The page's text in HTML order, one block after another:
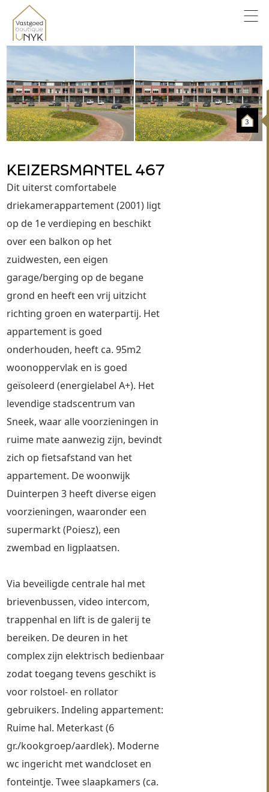
KEIZERSMANTEL 467
Dit uiterst comfortabele
driekamerappartement (2001) ligt
op de 1e verdieping en beschikt
over een balkon op het
zuidwesten, een eigen
garage/berging op de begane
grond en heeft een vrij uitzicht
richting groen en waterpartij. Het
appartement is goed
onderhouden, heeft ca. 95m2
woonoppervlak en is goed
geïsoleerd (energielabel A+). Het
levendige stadscentrum van
Sneek, waar alle voorzieningen in
ruime mate aanwezig zijn, bevindt
zich op fietsafstand van het
appartement. De woonwijk
Duinterpen 3 heeft diverse eigen
voorzieningen, waaronder een
supermarkt (Poiesz), een
zwembad en ligplaatsen.
Via beveiligde centrale hal met
brievenbussen, video intercom,
trappenhal en lift is de galerij te
bereiken. De deuren in het
complex zijn elektrisch bedienbaar
zodat toegang tevens geschikt is
voor rolstoel- en rollator
gebruikers. Indeling appartement:
Ruime hal. Meterkast (6
gr./kookgroep/aardlek). Moderne
wc ingericht met wandcloset en
fonteintje. Twee slaapkamers (ca.
3